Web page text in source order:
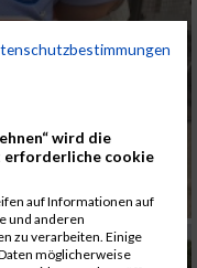
wird die
erforderliche cookie
auf Informationen auf
und anderen
zu verarbeiten. Einige
möglicherweise